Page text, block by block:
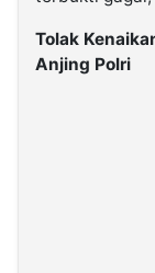
Tolak
Anjing Polri